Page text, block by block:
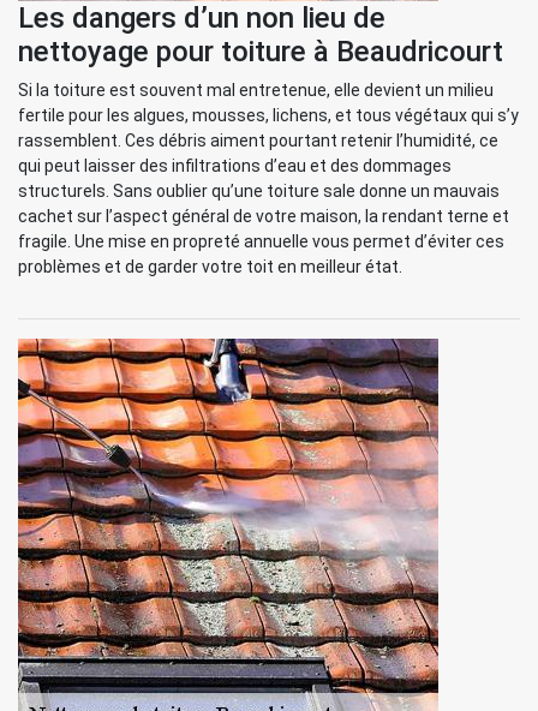
Les dangers d’un non lieu de
nettoyage pour toiture à Beaudricourt
Si la toiture est souvent mal entretenue, elle devient un milieu
fertile pour les algues, mousses, lichens, et tous végétaux qui s’y
rassemblent. Ces débris aiment pourtant retenir l’humidité, ce
qui peut laisser des infiltrations d’eau et des dommages
structurels. Sans oublier qu’une toiture sale donne un mauvais
cachet sur l’aspect général de votre maison, la rendant terne et
fragile. Une mise en propreté annuelle vous permet d’éviter ces
problèmes et de garder votre toit en meilleur état.